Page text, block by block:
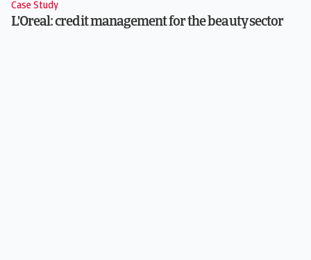
Case Study
L'Oreal: credit management for the beauty sector